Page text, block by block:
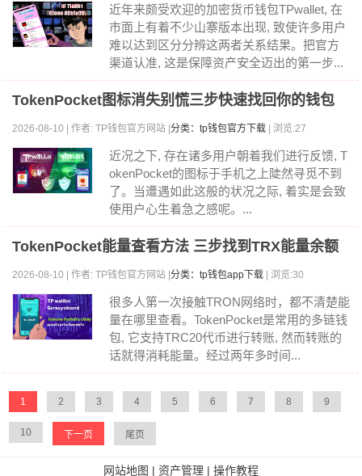
近年来颇受欢迎的加密货币钱包TPwallet, 在
市面上有着不少山寨版本出现, 致使许多用户
难以达到区分分辨这两者关系结果。把官方
渠道认准, 这是保障资产安全迈出的第一步...
TokenPocket图标消失别慌三步快速找回你的钱包
2026-08-10 | 作者: TP钱包官方网站 | 分类：tp钱包官方下载 | 浏览:27
近况之下, 存在诸多用户朝着我们进行反馈, T
okenPocket的图标于手机之上陡然寻觅不到
了。当遭遇如此这般的状况之际, 着实是会致
使用户心生着急之感呢。...
TokenPocket能量查看方法 三步找到TRX能量余额
2026-08-10 | 作者: TP钱包官方网站 | 分类：tp钱包app下载 | 浏览:30
很多人第一次接触TRON网络时，都不清楚能
量在哪里查看。TokenPocket是常用的多链钱
包, 它支持TRC20代币进行转账, 然而转账的
话就得消耗能量。经过两年多时间...
1 2 3 4 5 6 7 8 9
10 下一页 尾页
网站地图 | 资产管理 | 操作教程